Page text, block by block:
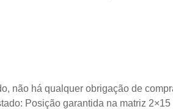
não há qualquer obrigação de
Posição garantida na matriz